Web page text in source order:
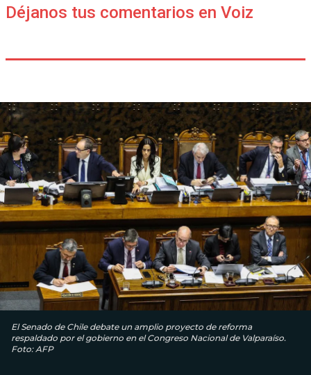
Déjanos tus comentarios en Voiz
El Senado de Chile debate un amplio proyecto de reforma
respaldado por el gobierno en el Congreso Nacional de Valparaíso.
Foto: AFP